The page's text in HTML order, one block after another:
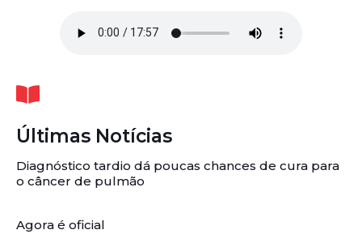
Últimas Notícias
Diagnóstico tardio dá poucas chances de cura para
o câncer de pulmão
Agora é oficial